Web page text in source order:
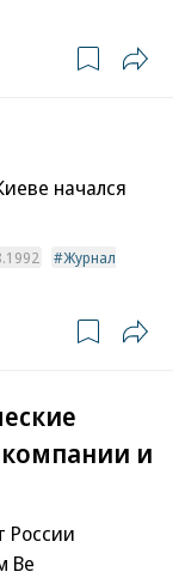
начался
Журнал
и
России
Ве